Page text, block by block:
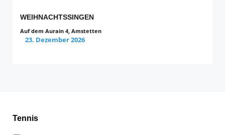
WEIHNACHTSSINGEN
Auf dem Aurain 4, Amstetten
23. Dezember 2026
Tennis